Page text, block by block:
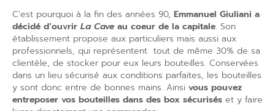
C’est pourquoi à la fin des années 90, Emmanuel Giuliani a
décidé d’ouvrir La Cave au coeur de la capitale. Son
établissement propose aux particuliers mais aussi aux
professionnels, qui représentent tout de même 30% de sa
clientèle, de stocker pour eux leurs bouteilles. Conservées
dans un lieu sécurisé aux conditions parfaites, les bouteilles
y sont donc entre de bonnes mains. Ainsi vous pouvez
entreposer vos bouteilles dans des box sécurisés et y faire